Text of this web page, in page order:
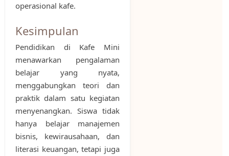
operasional kafe.
Kesimpulan
Pendidikan di Kafe Mini
menawarkan pengalaman
belajar yang nyata,
menggabungkan teori dan
praktik dalam satu kegiatan
menyenangkan. Siswa tidak
hanya belajar manajemen
bisnis, kewirausahaan, dan
literasi keuangan, tetapi juga